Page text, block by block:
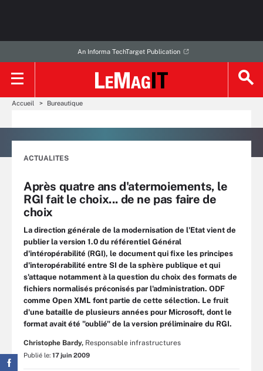
An Informa TechTarget Publication
Accueil Bureautique
ACTUALITES
Après quatre ans d'atermoiements, le
RGI fait le choix... de ne pas faire de
choix
La direction générale de la modernisation de l'Etat vient de
publier la version 1.0 du référentiel Général
d'intéropérabilité (RGI), le document qui fixe les principes
d'interopérabilité entre SI de la sphère publique et qui
s'attaque notamment à la question du choix des formats de
fichiers normalisés préconisés par l'administration. ODF
comme Open XML font partie de cette sélection. Le fruit
d'une bataille de plusieurs années pour Microsoft, dont le
format avait été "oublié" de la version préliminaire du RGI.
Christophe Bardy, Responsable infrastructures
Publié le: 17 juin 2009